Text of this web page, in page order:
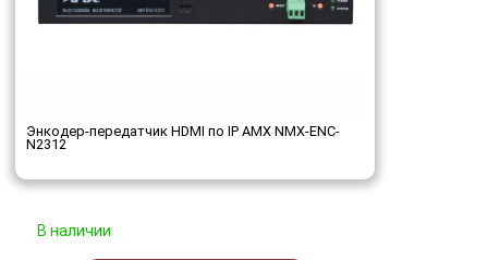
Энкодер-передатчик HDMI по IP AMX NMX-ENC-
N2312
В наличии